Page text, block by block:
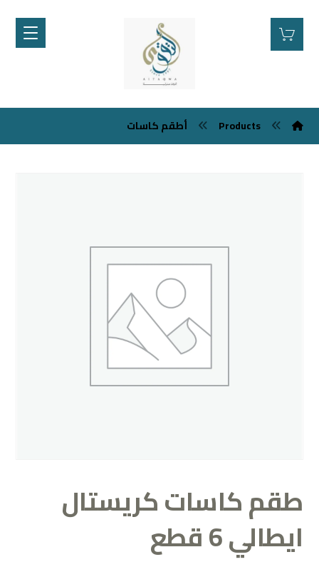
Products أطقم كاسات
طقم كاسات كريستال
ايطالي 6 قطع